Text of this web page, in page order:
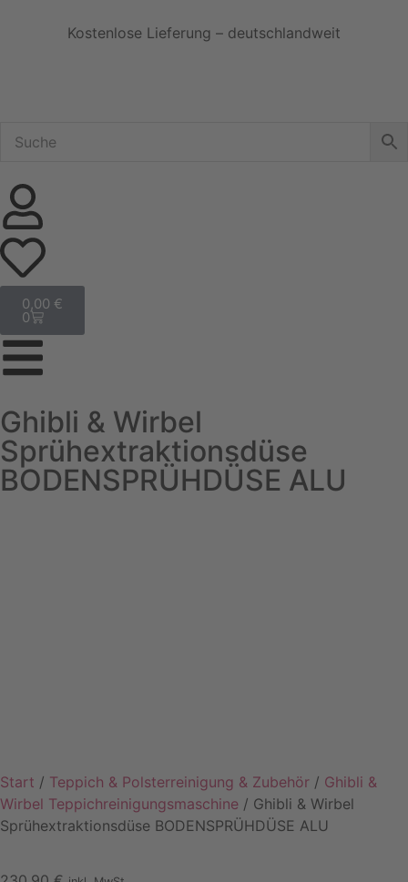
Kostenlose Lieferung – deutschlandweit
0,00 €
0
Ghibli & Wirbel
Sprühextraktionsdüse
BODENSPRÜHDÜSE ALU
Start / Teppich & Polsterreinigung & Zubehör / Ghibli &
Wirbel Teppichreinigungsmaschine / Ghibli & Wirbel
Sprühextraktionsdüse BODENSPRÜHDÜSE ALU